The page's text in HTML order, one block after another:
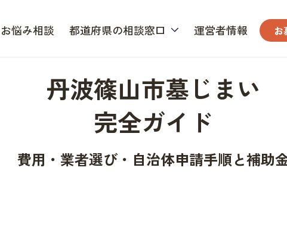
お悩み相談 都道府県の相談窓口 運営者情報 お
丹波篠山市墓じまい
完全ガイド
費用・業者選び・自治体申請手順と補助